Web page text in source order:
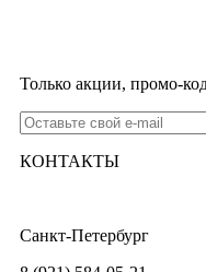
Только акции, промо-
КОНТАКТЫ
Санкт-Петербург